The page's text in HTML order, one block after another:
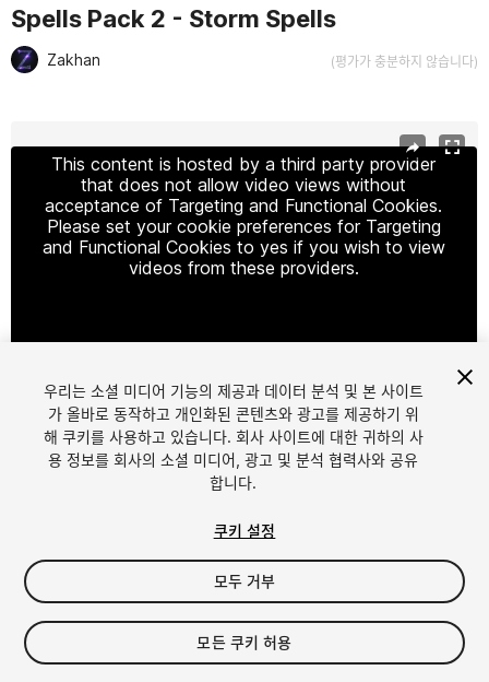
Spells Pack 2 - Storm Spells
Zakhan (평가가 충분하지 않습니다)
This content is hosted by a third party provider
that does not allow video views without
acceptance of Targeting and Functional Cookies.
Please set your cookie preferences for Targeting
and Functional Cookies to yes if you wish to view
videos from these providers.
1/14
$19.99
세금/부가세는 결제 시 반영됩니다.
우리는 소셜 미디어 기능의 제공과 데이터 분석 및 본 사이트
가 올바로 동작하고 개인화된 콘텐츠와 광고를 제공하기 위
해 쿠키를 사용하고 있습니다. 회사 사이트에 대한 귀하의 사
용 정보를 회사의 소셜 미디어, 광고 및 분석 협력사와 공유
합니다.
쿠키 설정
모두 거부
모든 쿠키 허용